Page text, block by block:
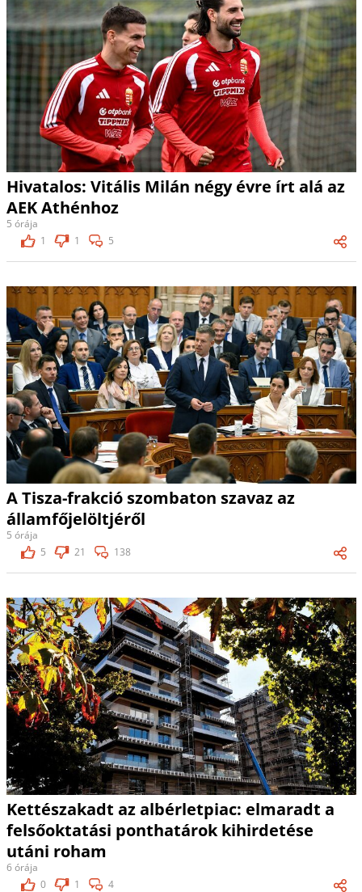
Hivatalos: Vitális Milán négy évre írt alá az
AEK Athénhoz
5 órája
1
1 5
A Tisza-frakció szombaton szavaz az
államfőjelöltjéről
5 órája
5
21 138
Kettészakadt az albérletpiac: elmaradt a
felsőoktatási ponthatárok kihirdetése
utáni roham
6 órája
0
1 4